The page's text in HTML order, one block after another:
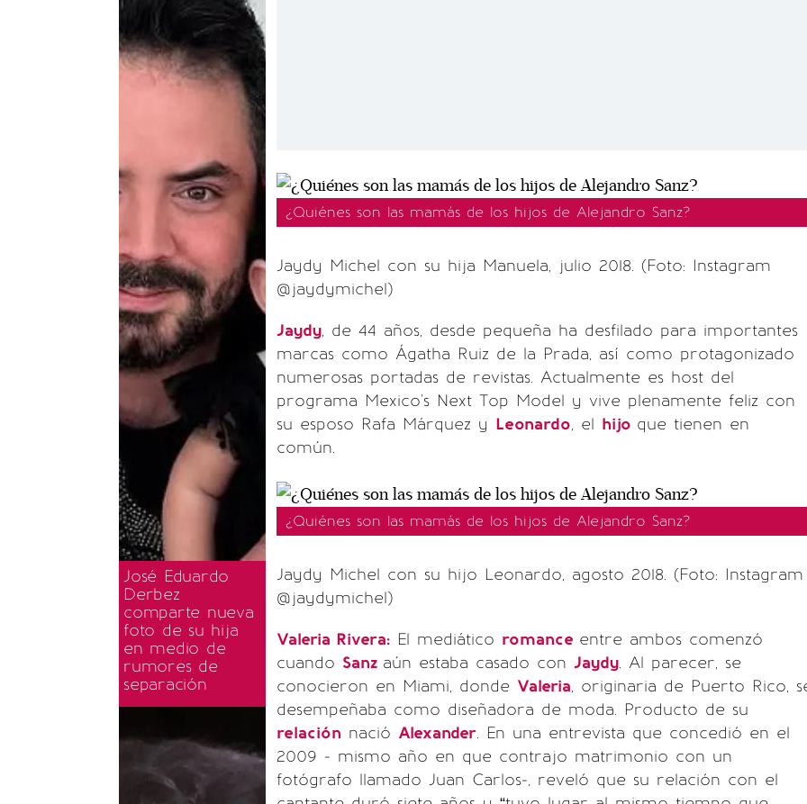
José Eduardo
Derbez
comparte nueva
foto de su hija
en medio de
rumores de
separación
¿Quiénes son las mamás de los hijos de Alejandro Sanz?
Jaydy Michel con su hija Manuela, julio 2018. (Foto: Instagram
@jaydymichel)
Jaydy, de 44 años, desde pequeña ha desfilado para importantes
marcas como Ágatha Ruiz de la Prada, así como protagonizado
numerosas portadas de revistas. Actualmente es host del
programa Mexico's Next Top Model y vive plenamente feliz con
su esposo Rafa Márquez y Leonardo, el hijo que tienen en
común.
¿Quiénes son las mamás de los hijos de Alejandro Sanz?
Jaydy Michel con su hijo Leonardo, agosto 2018. (Foto: Instagram
@jaydymichel)
Valeria Rivera: El mediático romance entre ambos comenzó
cuando Sanz aún estaba casado con Jaydy. Al parecer, se
conocieron en Miami, donde Valeria, originaria de Puerto Rico,
desempeñaba como diseñadora de moda. Producto de su
relación nació Alexander. En una entrevista que concedió en el
2009 - mismo año en que contrajo matrimonio con un
fotógrafo llamado Juan Carlos-, reveló que su relación con el